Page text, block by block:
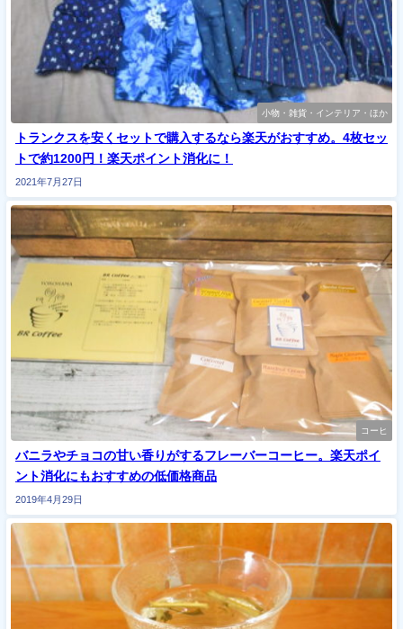
小物・雑貨・インテリア・ほか
トランクスを安くセットで購入するなら楽天がおすすめ。4枚セッ
トで約1200円！楽天ポイント消化に！
2021年7月27日
コーヒ
バニラやチョコの甘い香りがするフレーバーコーヒー。楽天ポイ
ント消化にもおすすめの低価格商品
2019年4月29日